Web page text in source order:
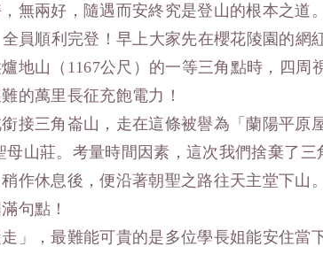
無兩好，隨遇而安終究是登山的根本之道。
員順利完登！早上大家先在櫻花陵園的
地山（1167公尺）的一等三角點時，四周
的萬里長征充飽電力！
接三角崙山，走在這條被譽為「蘭陽平
母山莊。考量時間因素，這次我們捨棄了
作休息後，便沿著朝聖之路往天主堂下山
句點！
」，最難能可貴的是多位學長姐能安住